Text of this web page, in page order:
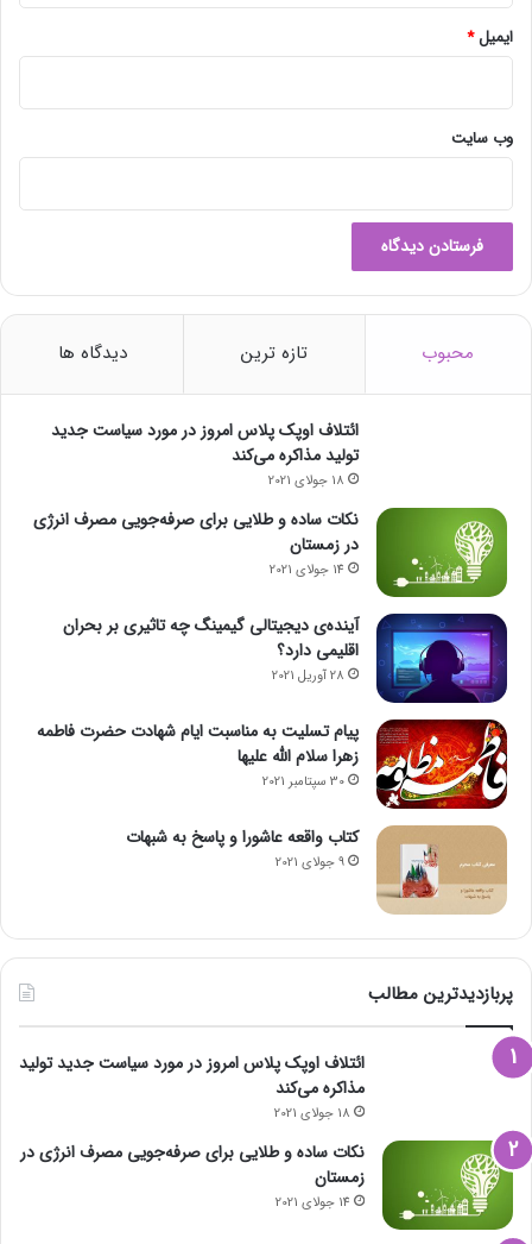
ایمیل*
وب‌ سایت
محبوب تازه ترین دیدگاه ها
ائتلاف اوپک پلاس امروز در مورد سیاست جدید
تولید مذاکره می‌کند
18 جولای 2021
نکات ساده و طلایی برای صرفه‌جویی مصرف انرژی
در زمستان
14 جولای 2021
آینده‌ی دیجیتالی گیمینگ چه تاثیری بر بحران
اقلیمی دارد؟
28 آوریل 2021
پیام تسلیت به مناسبت ایام شهادت حضرت فاطمه
زهرا سلام الله علیها
30 سپتامبر 2021
کتاب واقعه عاشورا و پاسخ به شبهات
9 جولای 2021
پربازدیدترین مطالب
ائتلاف اوپک پلاس امروز در مورد سیاست جدید تولید
مذاکره می‌کند
18 جولای 2021
نکات ساده و طلایی برای صرفه‌جویی مصرف انرژی در
زمستان
14 جولای 2021